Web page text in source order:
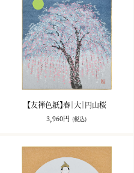
【友禅色紙】春｜大｜円山桜
3,960円 (税込)